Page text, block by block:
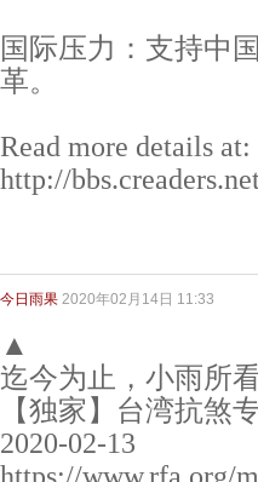
国际压力：支持中
革。
Read more details at:
http://
今日雨果 2020年02月14日 11:33
▲
迄今为止，小雨所
【独家】台湾抗煞
2020-02-13